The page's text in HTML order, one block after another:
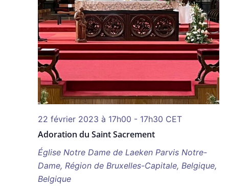
Adoration du Saint Sacrement
22 février 2023 à 17h00 - 17h30 CET
Église Notre Dame de Laeken Parvis Notre-
Dame, Région de Bruxelles-Capitale, Belgique,
Belgique